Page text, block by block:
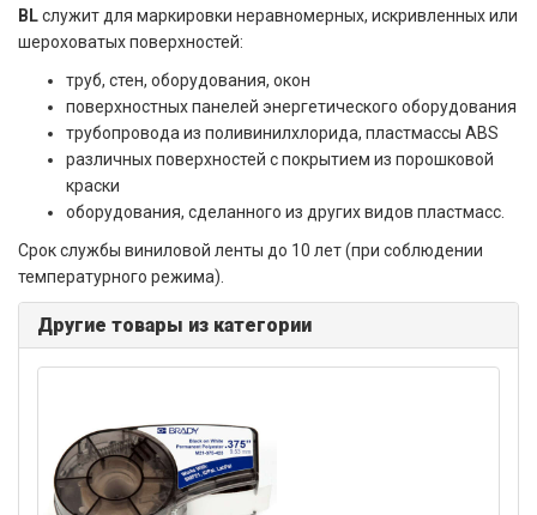
BLслужит для маркировки неравномерных, искривленных или
шероховатых поверхностей:
труб, стен, оборудования, окон
поверхностных панелей энергетического оборудования
трубопровода из поливинилхлорида, пластмассы ABS
различных поверхностей с покрытием из порошковой
краски
оборудования, сделанного из других видов пластмасс.
Срок службы виниловой ленты до 10 лет (при соблюдении
температурного режима).
Другие товары из категории